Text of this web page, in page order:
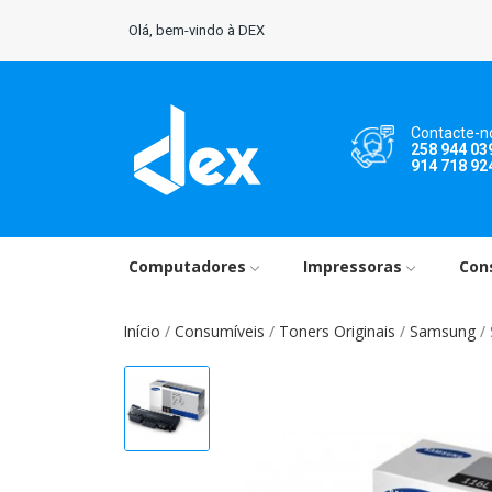
Olá, bem-vindo à DEX
Contacte-
258 944
914 718
Computadores Impressoras
Início Consumíveis Toners Originais Samsung